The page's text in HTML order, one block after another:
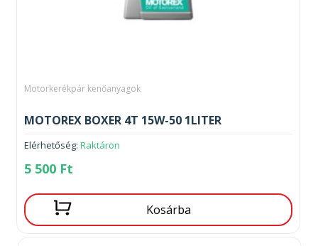
Motorkerékpár kenőanyagok
MOTOREX BOXER 4T 15W-50 1LITER
Elérhetőség: Raktáron
5 500 Ft
Kosárba